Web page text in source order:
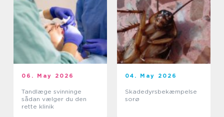
06. May 2026
Tandlæge svinninge
sådan vælger du den
rette klinik
04. May 2026
Skadedyrsbekæmpelse
sorø